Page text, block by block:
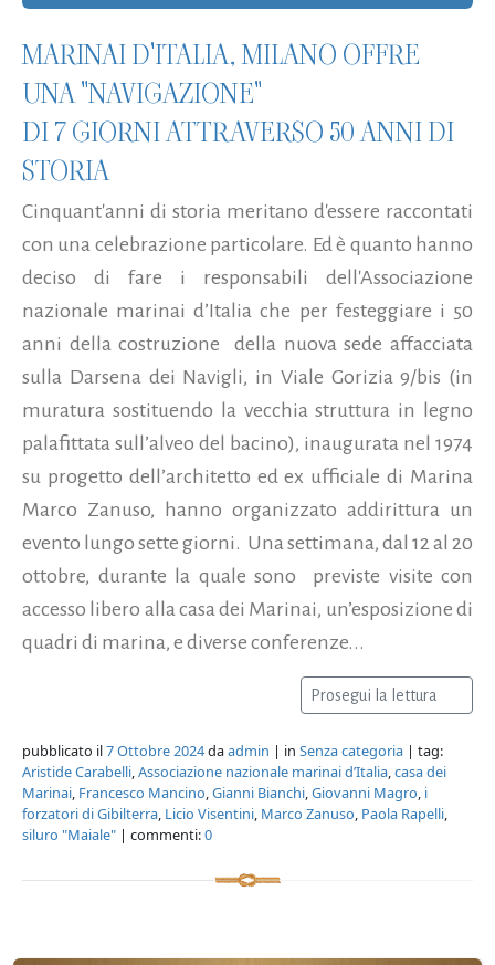
MARINAI D'ITALIA, MILANO OFFRE
UNA "NAVIGAZIONE"
DI 7 GIORNI ATTRAVERSO 50 ANNI DI
STORIA
Cinquant'anni di storia meritano d'essere raccontati
con una celebrazione particolare. Ed è quanto hanno
deciso di fare i responsabili dell'Associazione
nazionale marinai d’Italia che per festeggiare i 50
anni della costruzione della nuova sede affacciata
sulla Darsena dei Navigli, in Viale Gorizia 9/bis (in
muratura sostituendo la vecchia struttura in legno
palafittata sull’alveo del bacino), inaugurata nel 1974
su progetto dell’architetto ed ex ufficiale di Marina
Marco Zanuso, hanno organizzato addirittura un
evento lungo sette giorni. Una settimana, dal 12 al 20
ottobre, durante la quale sono previste visite con
accesso libero alla casa dei Marinai, un’esposizione di
quadri di marina, e diverse conferenze...
Prosegui la lettura
pubblicato il7 Ottobre 2024daadmin | in Senza categoria | tag:
Aristide Carabelli,Associazione nazionale marinai d’Italia,casa dei
Marinai, Francesco Mancino,Gianni Bianchi,Giovanni Magro, i
forzatori di Gibilterra, Licio Visentini, Marco Zanuso, Paola Rapelli,
siluro "Maiale" | commenti:0